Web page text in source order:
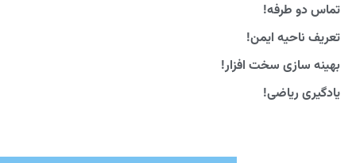
تماس دو طرفه!
تعریف ناحیه ایمن!
بهینه سازی سخت افزار!
یادگیری ریاضی!